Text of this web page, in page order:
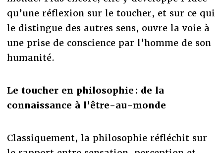
qu’une réflexion sur le toucher, et sur ce qui
le distingue des autres sens, ouvre la voie à
une prise de conscience par l’homme de son
humanité.
Le toucher en philosophie : de la
connaissance à l’être-au-monde
Classiquement, la philosophie réfléchit sur